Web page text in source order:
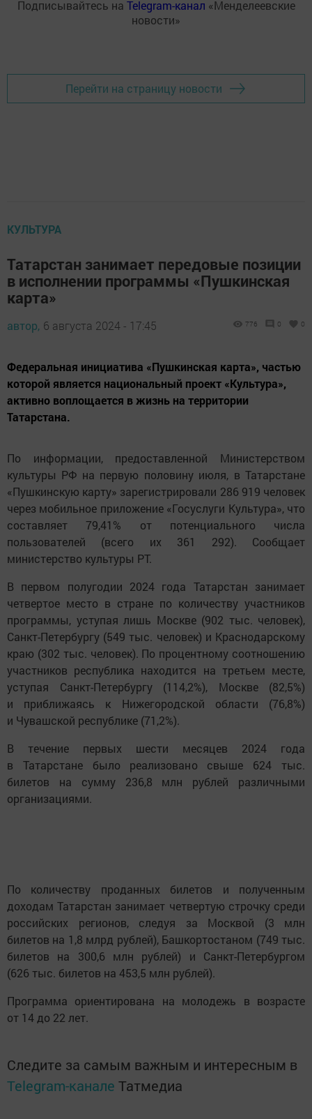
Подписывайтесь на Telegram-канал «Менделеевские
новости»
Перейти на страницу новости
КУЛЬТУРА
Татарстан занимает передовые позиции
в исполнении программы «Пушкинская
карта»
автор, 6 августа 2024 - 17:45 776 0 0
Федеральная инициатива «Пушкинская карта», частью
которой является национальный проект «Культура»,
активно воплощается в жизнь на территории
Татарстана.
По информации, предоставленной Министерством
культуры РФ на первую половину июля, в Татарстане
«Пушкинскую карту» зарегистрировали 286 919 человек
через мобильное приложение «Госуслуги Культура», что
составляет 79,41% от потенциального числа
пользователей (всего их 361 292). Сообщает
министерство культуры РТ.
В первом полугодии 2024 года Татарстан занимает
четвертое место в стране по количеству участников
программы, уступая лишь Москве (902 тыс. человек),
Санкт-Петербургу (549 тыс. человек) и Краснодарскому
краю (302 тыс. человек). По процентному соотношению
участников республика находится на третьем месте,
уступая Санкт-Петербургу (114,2%), Москве (82,5%)
и приближаясь к Нижегородской области (76,8%)
и Чувашской республике (71,2%).
В течение первых шести месяцев 2024 года
в Татарстане было реализовано свыше 624 тыс.
билетов на сумму 236,8 млн рублей различными
организациями.
По количеству проданных билетов и полученным
доходам Татарстан занимает четвертую строчку среди
российских регионов, следуя за Москвой (3 млн
билетов на 1,8 млрд рублей), Башкортостаном (749 тыс.
билетов на 300,6 млн рублей) и Санкт-Петербургом
(626 тыс. билетов на 453,5 млн рублей).
Программа ориентирована на молодежь в возрасте
от 14 до 22 лет.
Следите за самым важным и интересным в
Telegram-канале Татмедиа